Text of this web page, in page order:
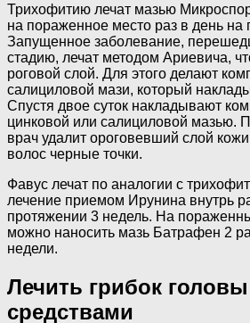
Трихофитию лечат мазью
на пораженное место раз в день на
Запущенное заболевание,
стадию, лечат методом Ариевича,
роговой слой. Для этого делают
салициловой мази, который
Спустя двое суток накладывают
цинковой или салициловой мазью.
врач удалит ороговевший слой
волос черные точки.
Фавус лечат по аналогии с
лечение приемом Ирунина внутрь
протяжении 3 недель. На
можно наносить мазь Батрафен 2
недели.
Лечить грибок
средствами